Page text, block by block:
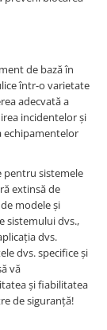
de bază în
într-o varietate
adecvată a
incidentelor și
echipamentelor
pentru sistemele
extinsă de
modele și
sistemului dvs.,
dvs.
dvs. specifice și
vă
și fiabilitatea
de siguranță!